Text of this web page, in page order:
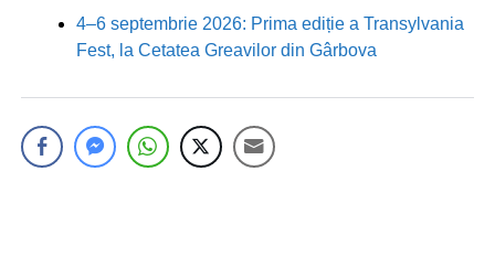
4–6 septembrie 2026: Prima ediție a Transylvania
Fest, la Cetatea Greavilor din Gârbova